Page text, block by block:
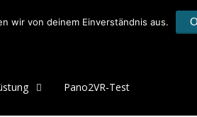
Pano2VR-Test
wir von deinem Einverständnis aus.